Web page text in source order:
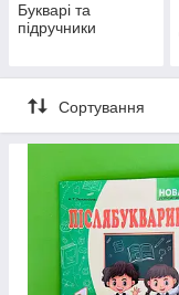
Букварі та
підручники
Сортування